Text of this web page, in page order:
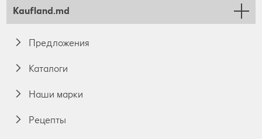
Kaufland.md
Предложения
Каталоги
Наши марки
Pецепты